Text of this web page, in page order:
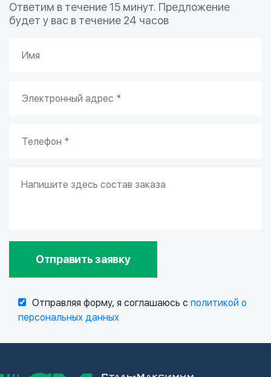
Ответим в течение 15 минут. Предложение
будет у вас в течение 24 часов
Отправить заявку
Отправляя форму, я соглашаюсь с политикой о
персональных данных